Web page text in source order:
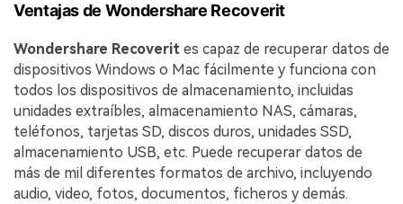
Ventajas de Wondershare Recoverit
Wondershare Recoverit es capaz de recuperar datos de
dispositivos Windows o Mac fácilmente y funciona con
todos los dispositivos de almacenamiento, incluidas
unidades extraíbles, almacenamiento NAS, cámaras,
teléfonos, tarjetas SD, discos duros, unidades SSD,
almacenamiento USB, etc. Puede recuperar datos de
más de mil diferentes formatos de archivo, incluyendo
audio, video, fotos, documentos, ficheros y demás.